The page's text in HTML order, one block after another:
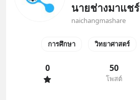
นายช่างมาแชร์
naichangmashare
การศึกษา วิทยาศาสตร์
0 50
โพสต์